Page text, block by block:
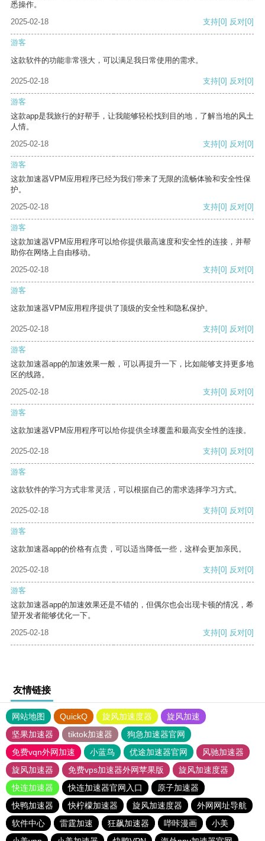
悉操作。
2025-02-18
支持[0] 反对[0]
游客
这款软件的功能非常强大，可以满足我日常使用的需求。
2025-02-18 支持[0] 反对[0]
游客
这款app是我旅行的好帮手，让我能够轻松找到目的地，了解当地的风土
人情。
2025-02-18
支持[0] 反对[0]
游客
这款加速器VPM应用程序已经为我们带来了无限的流畅体验和安全性保
护。
2025-02-18
支持[0] 反对[0]
游客
这款加速器VPM应用程序可以给你提供最高速度和安全性的连接，并帮
助你在网络上自由移动。
2025-02-18
支持[0] 反对[0]
游客
这款加速器VPM应用程序提供了顶级的安全性和隐私保护。
2025-02-18 支持[0] 反对[0]
游客
这款加速器app的加速效果一般，可以再提升一下，比如能够支持更多地
区的线路。
2025-02-18
支持[0] 反对[0]
游客
这款加速器VPM应用程序可以给你提供全球覆盖和最高安全性的连接。
2025-02-18 支持[0] 反对[0]
游客
这款软件的学习方式非常灵活，可以根据自己的需求选择学习方式。
2025-02-18 支持[0] 反对[0]
游客
这款加速器app的价格有点贵，可以适当降低一些，这样会更加亲民。
2025-02-18 支持[0] 反对[0]
游客
这款加速器app的加速效果还是不错的，但偶尔也会出现卡顿的情况，希
望开发者能够优化一下。
2025-02-18
支持[0] 反对[0]
友情链接
网站地图 QuickQ 旋风加速度器
旋风加速
坚果加速器
tiktok加速器
狗急加速器官网
免费vqn外网加速
小蓝鸟 优途加速器官网
风驰加速器
旋风加速器
免费vps加速器外网苹果版
旋风加速度器
快连加速器
快连加速器官网入口
原子加速器
快鸭加速器
快柠檬加速器 旋风加速度器
外网网址导航
软件中心
雷霆加速 狂飙加速器 哔咔漫画
小美